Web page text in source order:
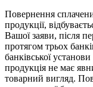
Повернення
продукції,
Вашої заяви, після
протягом трьох
банківської
продукція не має
товарний вигляд.